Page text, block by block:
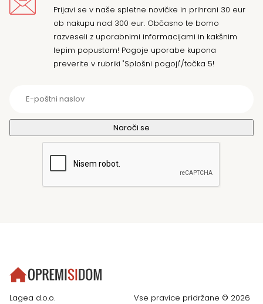
Prijavi se v naše spletne novičke in prihrani 30 eur
ob nakupu nad 300 eur. Občasno te bomo
razveseli z uporabnimi informacijami in kakšnim
lepim popustom! Pogoje uporabe kupona
preverite v rubriki "Splošni pogoji"/točka 5!
Lagea d.o.o.
Vse pravice pridržane © 2026